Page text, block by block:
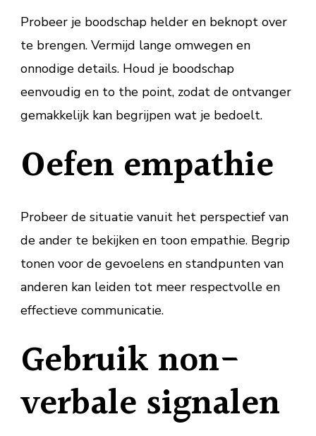
Probeer je boodschap helder en beknopt over
te brengen. Vermijd lange omwegen en
onnodige details. Houd je boodschap
eenvoudig en to the point, zodat de ontvanger
gemakkelijk kan begrijpen wat je bedoelt.
Oefen empathie
Probeer de situatie vanuit het perspectief van
de ander te bekijken en toon empathie. Begrip
tonen voor de gevoelens en standpunten van
anderen kan leiden tot meer respectvolle en
effectieve communicatie.
Gebruik non-
verbale signalen